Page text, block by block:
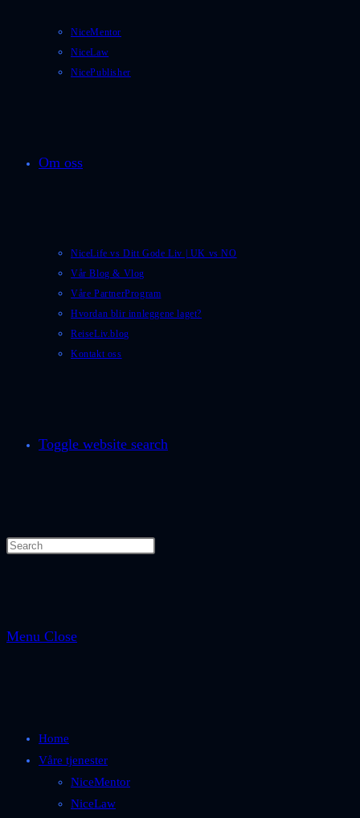
NiceMentor
NiceLaw
NicePublisher
Om oss
NiceLife vs Ditt Gode Liv | UK vs NO
Vår Blog & Vlog
Våre PartnerProgram
Hvordan blir innleggene laget?
ReiseLiv.blog
Kontakt oss
Toggle website search
Menu Close
Home
Våre tjenester
NiceMentor
NiceLaw